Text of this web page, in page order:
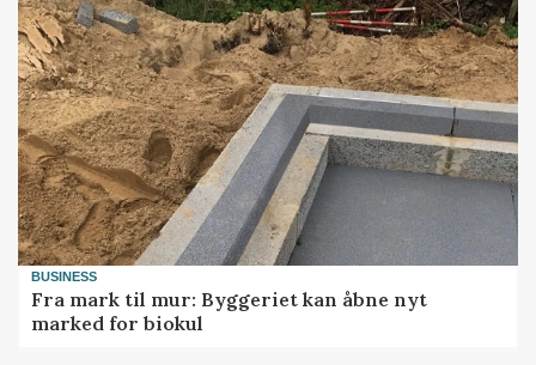
BUSINESS
Fra mark til mur: Byggeriet kan åbne nyt
marked for biokul